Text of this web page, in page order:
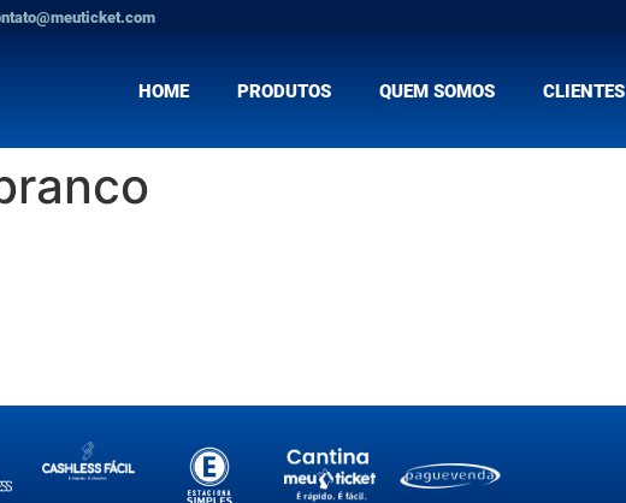
HOME PRODUTOS QUEM SOMOS CLIENTES